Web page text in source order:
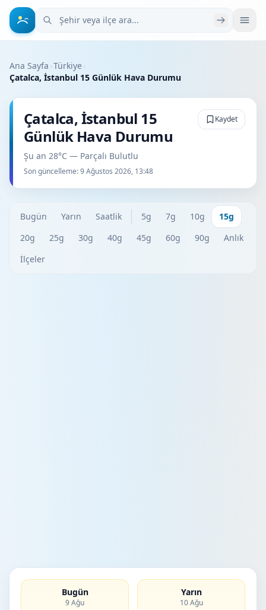
Şehir veya ilçe ara
Ana Sayfa ›Türkiye›
Çatalca, İstanbul 15 Günlük Hava Durumu
Çatalca, İstanbul 15
Günlük Hava Durumu
Şu an 28°C — Parçalı Bulutlu
Son güncelleme:9 Ağustos 2026, 13:48
Kaydet
Bugün Yarın Saatlik 5g 7g 10g
15g
20g
25g 30g 40g 45g 60g 90g
Anlık
İlçeler
Bugün
9 Ağu
Yarın
10 Ağu